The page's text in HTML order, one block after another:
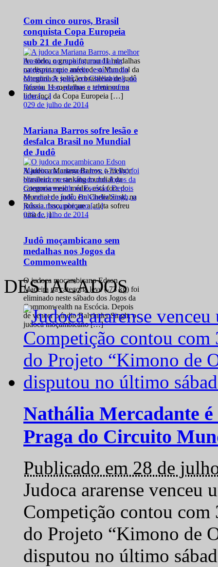
Com cinco ouros, Brasil
conquista Copa Europeia
sub 21 de Judô
Ao todo, o grupo faturou 11 medalhas
na disputa que antecede o Mundial da
categoria A seleção brasileira de judô
faturou 11 medalhas e terminou na
liderança da Copa Europeia […]
029 de julho de 2014
Mariana Barros sofre lesão e
desfalca Brasil no Mundial
de Judô
A judoca Mariana Barros, a melhor
brasileira no ranking mundial da
categoria meio médio, está fora do
Mundial de judô, em Cheliabinsk, na
Rússia. Isso, porque a atleta sofreu
uma […]
028 de julho de 2014
Judô moçambicano sem
medalhas nos Jogos da
Commonwealth
O judoca moçambicano Edson
Madeira na categoria leve (-73 kg) foi
eliminado neste sábado dos Jogos da
Commonwealth na Escócia. Depois
de vencer o índio Balvinder Singh, o
judoca moçambicano […]
DESTACADOS
Nathália Mercadante
Praga do Circuito
Publicado em 28 de
Judoca ararense venceu
Competição contou com
do Projeto “Kimono de
disputou no último